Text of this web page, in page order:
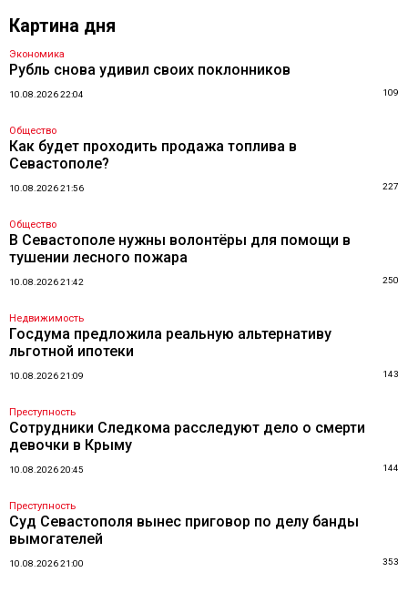
Картина дня
Экономика
Рубль снова удивил своих поклонников
10.08.2026 22:04 109
Общество
Как будет проходить продажа топлива в
Севастополе?
10.08.2026 21:56 227
Общество
В Севастополе нужны волонтёры для помощи в
тушении лесного пожара
10.08.2026 21:42 250
Недвижимость
Госдума предложила реальную альтернативу
льготной ипотеки
10.08.2026 21:09 143
Преступность
Сотрудники Следкома расследуют дело о смерти
девочки в Крыму
10.08.2026 20:45 144
Преступность
Суд Севастополя вынес приговор по делу банды
вымогателей
10.08.2026 21:00 353